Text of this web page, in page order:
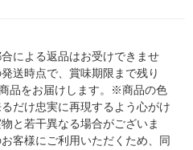
による返品はお受けできませ
送時点で、賞味期限まで残り
品をお届けします。※商品の色
だけ忠実に再現するよう心がけ
と若干異なる場合がございま
客様にご利用いただくため、同